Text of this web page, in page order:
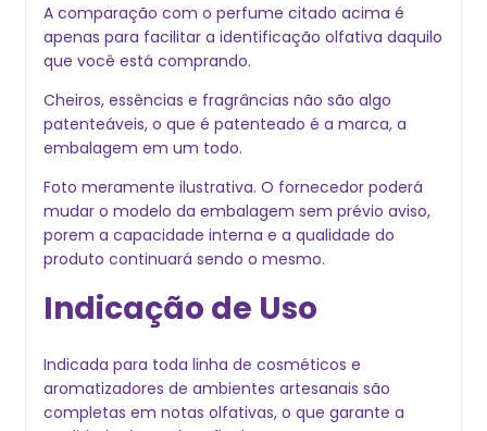
A comparação com o perfume citado acima é
apenas para facilitar a identificação olfativa daquilo
que você está comprando.
Cheiros, essências e fragrâncias não são algo
patenteáveis, o que é patenteado é a marca, a
embalagem em um todo.
Foto meramente ilustrativa. O fornecedor poder
mudar o modelo da embalagem sem prévio aviso,
porem a capacidade interna e a qualidade do
produto continuará sendo o mesmo.
Indicação de Uso
Indicada para toda linha de cosméticos e
aromatizadores de ambientes artesanais são
completas em notas olfativas, o que garante a